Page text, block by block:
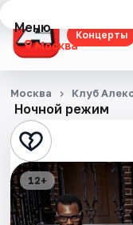
Концерты
Меню
Москва
Концерты
Театр
Стендап
Выставки
Ночной режим
Москва Клуб
12+